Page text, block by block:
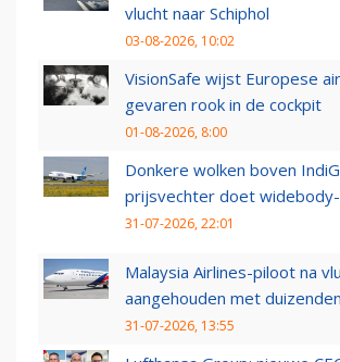
vlucht naar Schiphol
03-08-2026, 10:02
VisionSafe wijst Europese
gevaren rook in de cockpit
01-08-2026, 8:00
Donkere wolken boven
prijsvechter doet
31-07-2026, 22:01
Malaysia Airlines-piloot na
aangehouden met
31-07-2026, 13:55